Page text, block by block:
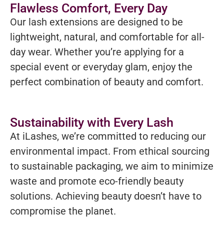
Flawless Comfort, Every Day
Our lash extensions are designed to be
lightweight, natural, and comfortable for all-
day wear. Whether you’re applying for a
special event or everyday glam, enjoy the
perfect combination of beauty and comfort.
Sustainability with Every Lash
At iLashes, we’re committed to reducing our
environmental impact. From ethical sourcing
to sustainable packaging, we aim to minimize
waste and promote eco-friendly beauty
solutions. Achieving beauty doesn’t have to
compromise the planet.